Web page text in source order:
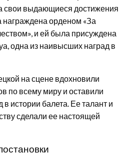
свои выдающиеся достижения
орденом «За
и ей была присуждена
одна из наивысших наград в
на сцене вдохновили
по всему миру и оставили
истории балета. Ее талант и
сделали ее настоящей